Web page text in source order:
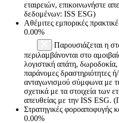
εταιρειών, επικοινωνήστε
δεδομένων: ISS ESG)
Αθέμιτες εμπορικές
0.00%
Παρουσιάζεται η
περιλαμβάνονται στο
λογιστική απάτη,
παράνομες δραστηριότητες
ανταγωνισμού σύμφωνα με
σχετικά με τα στοιχεία των
απευθείας με την ISS ESG.
Στρατηγικές φοροαποφυγής
0.00%